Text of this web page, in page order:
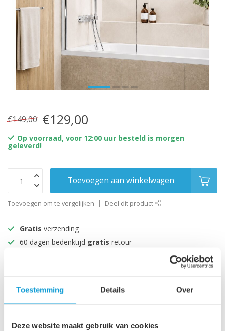
Toestemming Details Over
Deze website maakt gebruik van cookies
€149,00 €129,00
Op voorraad, voor 12:00 uur besteld is morgen
geleverd!
Toevoegen aan winkelwagen
Toevoegen om te vergelijken Deel dit product
Gratis verzending
60 dagen bedenktijd gratis retour
Productomschrijving